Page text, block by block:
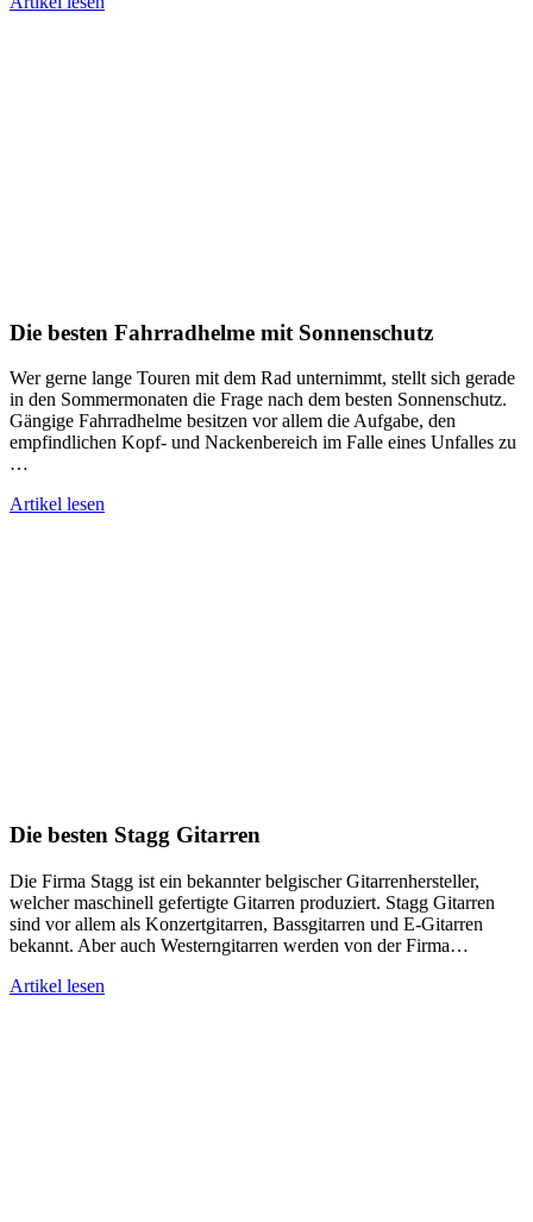
Die besten Fahrradhelme mit Sonnenschutz
Wer gerne lange Touren mit dem Rad unternimmt, stellt sich gerade
in den Sommermonaten die Frage nach dem besten Sonnenschutz.
Gängige Fahrradhelme besitzen vor allem die Aufgabe, den
empfindlichen Kopf- und Nackenbereich im Falle eines Unfalles zu
…
Artikel lesen
Die besten Stagg Gitarren
Die Firma Stagg ist ein bekannter belgischer Gitarrenhersteller,
welcher maschinell gefertigte Gitarren produziert. Stagg Gitarren
sind vor allem als Konzertgitarren, Bassgitarren und E-Gitarren
bekannt. Aber auch Westerngitarren werden von der Firma…
Artikel lesen